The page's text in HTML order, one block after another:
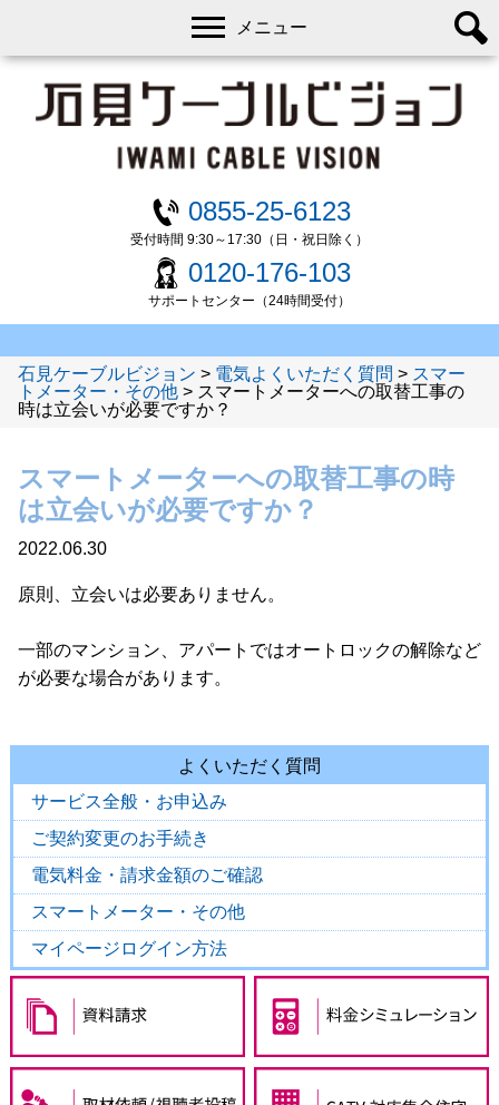
0855-25-6123
受付時間 9:30～17:30（日・祝日除く）
0120-176-103
サポートセンター（24時間受付）
メニュー
石見ケーブルビジョン > 電気よくいただく質問 > スマー
トメーター・その他 > スマートメーターへの取替工事の
時は立会いが必要ですか？
スマートメーターへの取替工事の時
は立会いが必要ですか？
2022.06.30
原則、立会いは必要ありません。
一部のマンション、アパートではオートロックの解除など
が必要な場合があります。
よくいただく質問
サービス全般・お申込み
ご契約変更のお手続き
電気料金・請求金額のご確認
スマートメーター・その他
マイページログイン方法